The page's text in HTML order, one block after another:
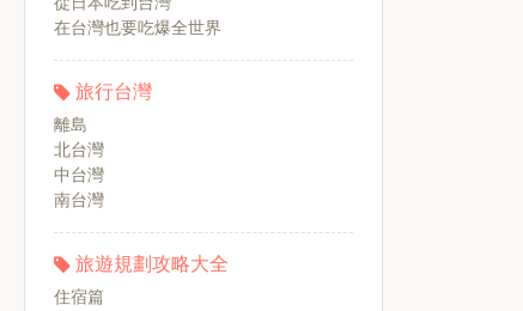
在台灣也要吃爆全世界
旅行台灣
離島
北台灣
中台灣
南台灣
旅遊規劃攻略大全
住宿篇